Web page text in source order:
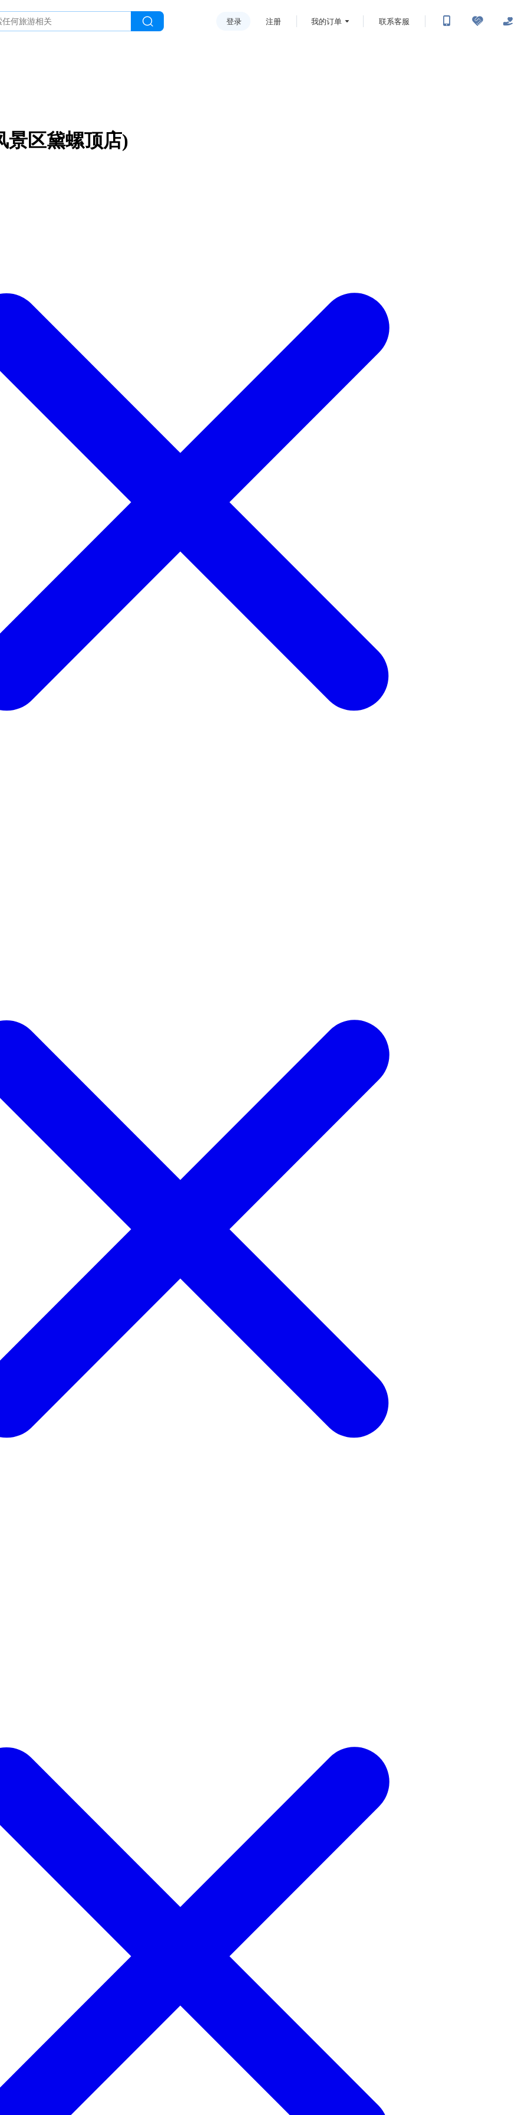
登录 注册 我的订单 联系客服
景区黛螺顶店)